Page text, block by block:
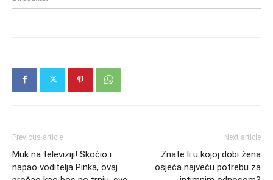
Previous article
Muk na televiziji! Skočio i
napao voditelja Pinka, ovaj
Next article
Znate li u kojoj dobi žena
osjeća najveću potrebu za